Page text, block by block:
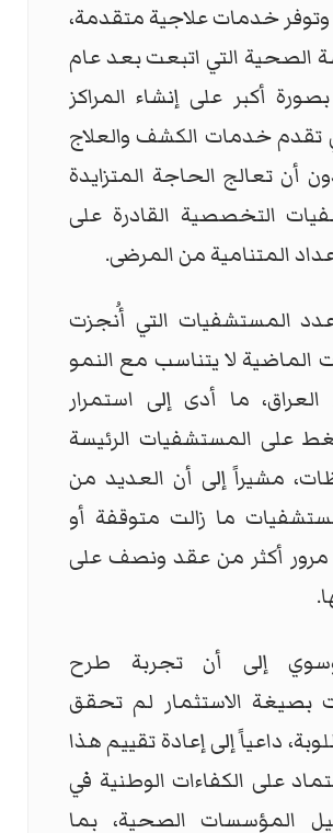
وتوفر خدمات علاجية متقدمة،
الصحية التي اتبعت بعد عام
بصورة أكبر على إنشاء المراكز
تقدم خدمات الكشف والعلاج
أن تعالج الحاجة المتزايدة
التخصصية القادرة على
المتنامية من المرضى.
المستشفيات التي أُنجزت
الماضية لا يتناسب مع النمو
ما أدى إلى استمرار
على المستشفيات الرئيسة
مشيراً إلى أن العديد من
ما زالت متوقفة أو
مرور أكثر من عقد ونصف على
إلى أن تجربة طرح
بصيغة الاستثمار لم تحقق
داعياً إلى إعادة تقييم هذا
على الكفاءات الوطنية في
المؤسسات الصحية، بما